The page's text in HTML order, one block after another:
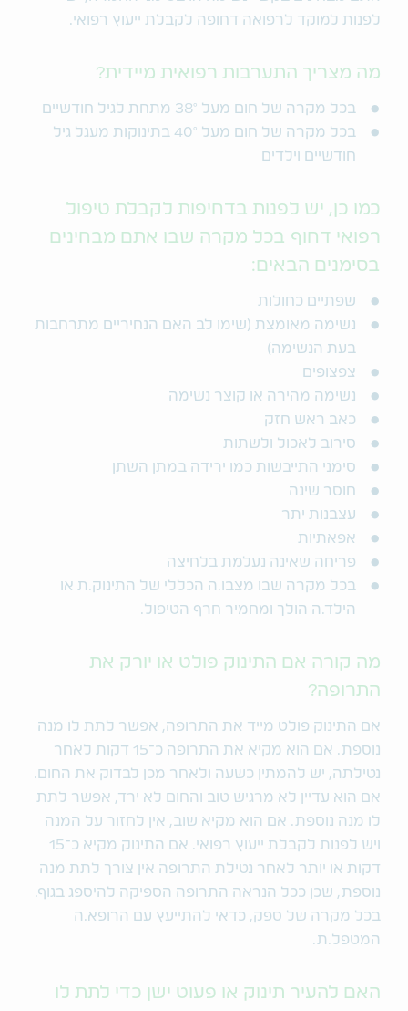
לפנות למוקד לרפואה דחופה לקבלת ייעוץ רפואי.
מה מצריך התערבות רפואית מיידית?
בכל מקרה של חום מעל 38° מתחת לגיל חודשיים
בכל מקרה של חום מעל 40° בתינוקות מעגל גיל
חודשיים וילדים
כמו כן, יש לפנות בדחיפות לקבלת טיפול
רפואי דחוף בכל מקרה שבו אתם מבחינים
בסימנים הבאים:
שפתיים כחולות
נשימה מאומצת (שימו לב האם הנחיריים מתרחבות
בעת הנשימה)
צפצופים
נשימה מהירה או קוצר נשימה
כאב ראש חזק
סירוב לאכול ולשתות
סימני התייבשות כמו ירידה במתן השתן
חוסר שינה
עצבנות יתר
אפאתיות
פריחה שאינה נעלמת בלחיצה
בכל מקרה שבו מצבו.ה הכללי של התינוק.ת או
הילד.ה הולך ומחמיר חרף הטיפול.
מה קורה אם התינוק פולט או יורק את
התרופה?
אם התינוק פולט מייד את התרופה, אפשר לתת לו מנה
נוספת. אם הוא מקיא את התרופה כ־15 דקות לאחר
נטילתה, יש להמתין כשעה ולאחר מכן לבדוק את החום.
אם הוא עדיין לא מרגיש טוב והחום לא ירד, אפשר לתת
לו מנה נוספת. אם הוא מקיא שוב, אין לחזור על המנה
ויש לפנות לקבלת ייעוץ רפואי. אם התינוק מקיא כ־15
דקות או יותר לאחר נטילת התרופה אין צורך לתת מנה
נוספת, שכן ככל הנראה התרופה הספיקה להיספג בגוף.
בכל מקרה של ספק, כדאי להתייעץ עם הרופא.ה
המטפל.ת.
האם להעיר תינוק או פעוט ישן כדי לתת לו